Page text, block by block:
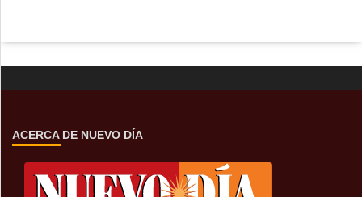
ACERCA DE NUEVO DÍA